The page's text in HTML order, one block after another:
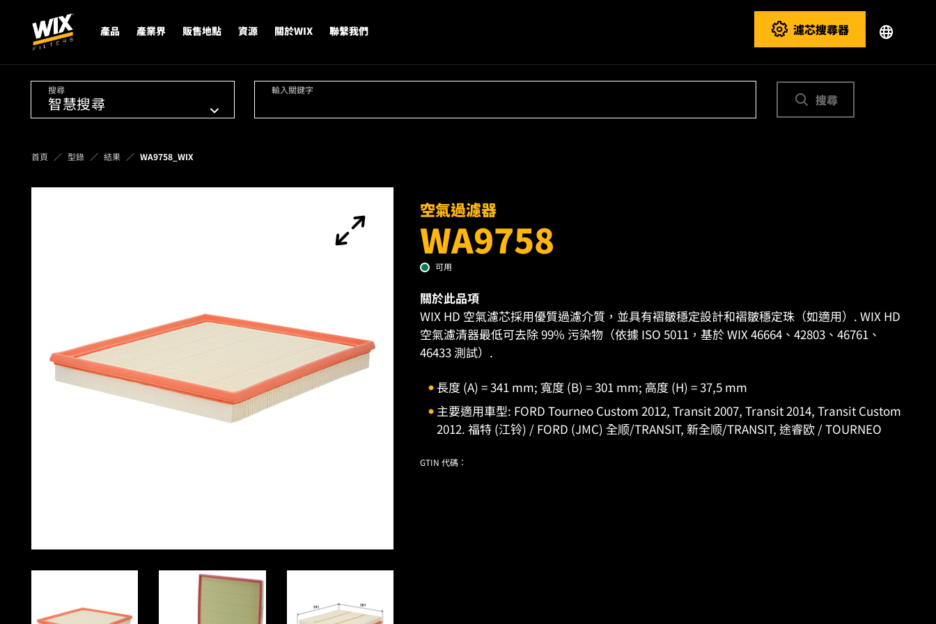
產品 產業界 販售地點 資源 關於WIX 聯繫我們 濾芯搜尋器
搜尋 輸入關鍵字
搜尋
首頁 型錄 結果 WA9758_WIX
空氣過濾器
WA9758
可用
關於此品項
WIX HD 空氣濾芯採用優質過濾介質，並具有褶皺穩定設計和褶皺穩定珠（如適用）. WIX HD
空氣濾清器最低可去除 99% 污染物（依據 ISO 5011，基於 WIX 46664、42803、46761、
46433 測試）.
長度 (A) = 341 mm; 寬度 (B) = 301 mm; 高度 (H) = 37,5 mm
主要適用車型: FORD Tourneo Custom 2012, Transit 2007, Transit 2014, Transit Custom
2012. 福特 (江铃) / FORD (JMC) 全顺/TRANSIT, 新全顺/TRANSIT, 途睿欧 / TOURNEO
GTIN 代碼：